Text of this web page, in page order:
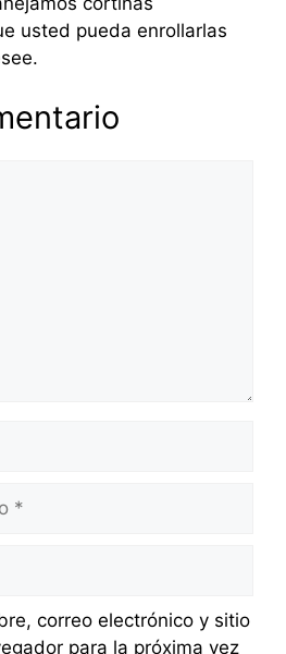
usted pueda enrollarlas
correo electrónico y sitio
para la próxima vez